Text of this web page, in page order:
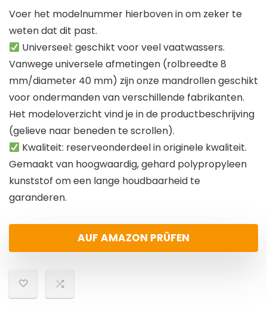
Voer het modelnummer hierboven in om zeker te
weten dat dit past.
Universeel: geschikt voor veel vaatwassers.
Vanwege universele afmetingen (rolbreedte 8
mm/diameter 40 mm) zijn onze mandrollen geschikt
voor ondermanden van verschillende fabrikanten.
Het modeloverzicht vind je in de productbeschrijving
(gelieve naar beneden te scrollen).
Kwaliteit: reserveonderdeel in originele kwaliteit.
Gemaakt van hoogwaardig, gehard polypropyleen
kunststof om een lange houdbaarheid te
garanderen.
AUF AMAZON PRÜFEN